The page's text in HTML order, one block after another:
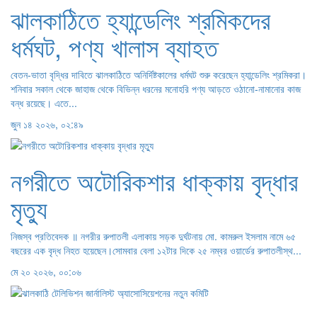
ঝালকাঠিতে হ্যান্ডেলিং শ্রমিকদের
ধর্মঘট, পণ্য খালাস ব্যাহত
বেতন-ভাতা বৃদ্ধির দাবিতে ঝালকাঠিতে অনির্দিষ্টকালের ধর্মঘট শুরু করেছেন হ্যান্ডেলিং শ্রমিকরা।
শনিবার সকাল থেকে জাহাজ থেকে বিভিন্ন ধরনের মনোহরি পণ্য আড়তে ওঠানো-নামানোর কাজ
বন্ধ রয়েছে। এতে...
জুন ১৪ ২০২৬, ০২:৪৯
নগরীতে অটোরিকশার ধাক্কায় বৃদ্ধার
মৃত্যু
নিজস্ব প্রতিবেদক ॥ নগরীর রুপাতলী এলাকায় সড়ক দুর্ঘটনায় মো. কামরুল ইসলাম নামে ৬৫
বছরের এক বৃদ্ধ নিহত হয়েছেন।সোমবার বেলা ১২টার দিকে ২৫ নম্বর ওয়ার্ডের রুপাতলীস্থ...
মে ২০ ২০২৬, ০০:০৬